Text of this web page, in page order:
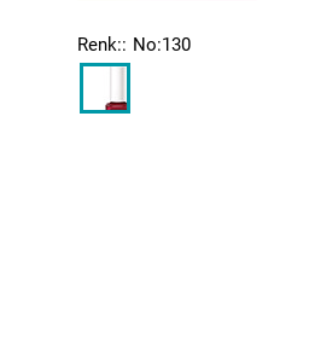
Renk: No:130